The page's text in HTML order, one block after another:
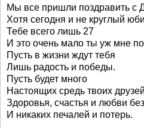
Мы все пришли поздравить с
Хотя сегодня и не круглый
Тебе всего лишь 27
И это очень мало ты уж мне
Пусть в жизни ждут тебя
Лишь радость и победы.
Пусть будет много
Настоящих средь твоих
Здоровья, счастья и любви
И никаких печалей и потерь.